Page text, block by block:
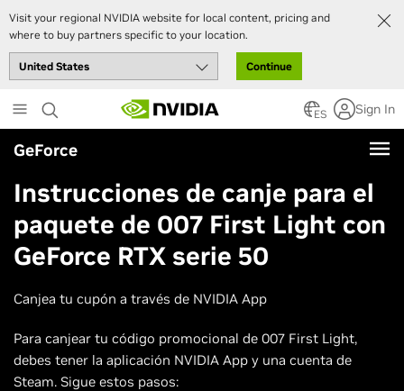
Visit your regional NVIDIA website for local content, pricing and
where to buy partners specific to your location.
Continue
to
main
content
ES Sign In
GeForce
Instrucciones de canje para el
paquete de 007 First Light con
GeForce RTX serie 50
Canjea tu cupón a través de NVIDIA App
Para canjear tu código promocional de 007 First Light,
debes tener la aplicación NVIDIA App y una cuenta de
Steam. Sigue estos pasos: